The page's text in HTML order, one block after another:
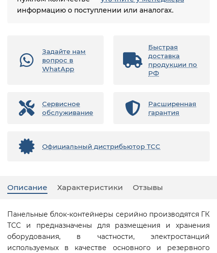
информацию о поступлении или аналогах.
Задайте нам
вопрос в
WhatApp
Быстрая
доставка
продукции по
РФ
Сервисное
обслуживание
Расширенная
гарантия
Официальный дистрибьютор ТСС
Описание Характеристики Отзывы
Панельные блок-контейнеры серийно производятся ГК
ТСС и предназначены для размещения и хранения
оборудования, в частности, электростанций
используемых в качестве основного и резервного